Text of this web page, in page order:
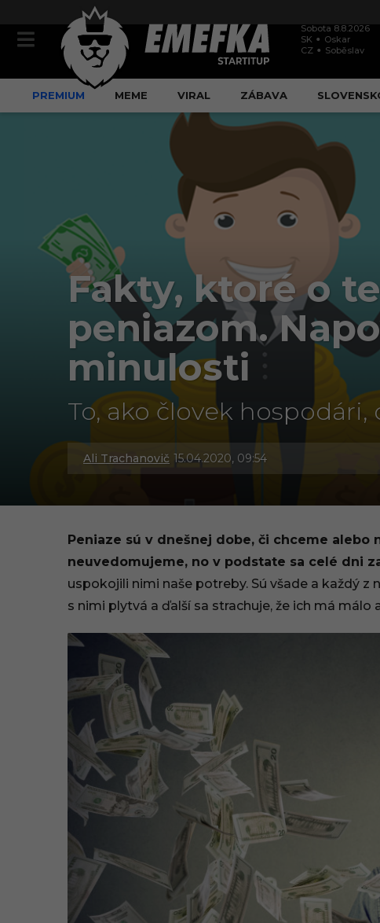
Sobota 8.8.2026
SK
Oskar
CZ
Soběslav
PREMIUM MEME VIRAL ZÁBAVA
Fakty, ktoré o
peniazom.
minulosti
To, ako človek
Ali Trachanovič 15.04.2020, 09:54
3
9
2
Peniaze sú v dnešnej dobe, či chceme
neuvedomujeme, no v podstate sa celé dni
uspokojili nimi naše potreby. Sú všade a každý
s nimi plytvá a ďalší sa strachuje, že ich má